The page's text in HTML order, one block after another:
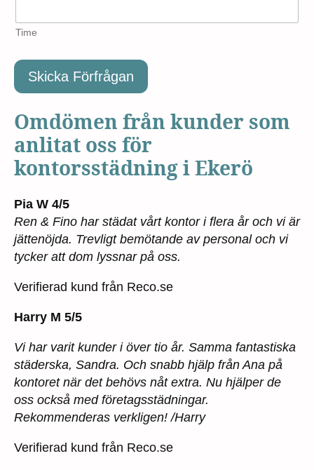
Time
Skicka Förfrågan
Omdömen från kunder som
anlitat oss för
kontorsstädning i Ekerö
Pia W 4/5
Ren & Fino har städat vårt kontor i flera år och vi är
jättenöjda. Trevligt bemötande av personal och vi
tycker att dom lyssnar på oss.
Verifierad kund från Reco.se
Harry M 5/5
Vi har varit kunder i över tio år. Samma fantastiska
städerska, Sandra. Och snabb hjälp från Ana på
kontoret när det behövs nåt extra. Nu hjälper de
oss också med företagsstädningar.
Rekommenderas verkligen! /Harry
Verifierad kund från Reco.se